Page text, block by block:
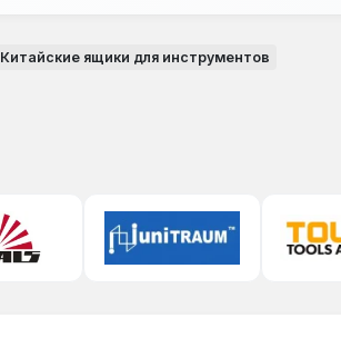
Китайские ящики для инструментов